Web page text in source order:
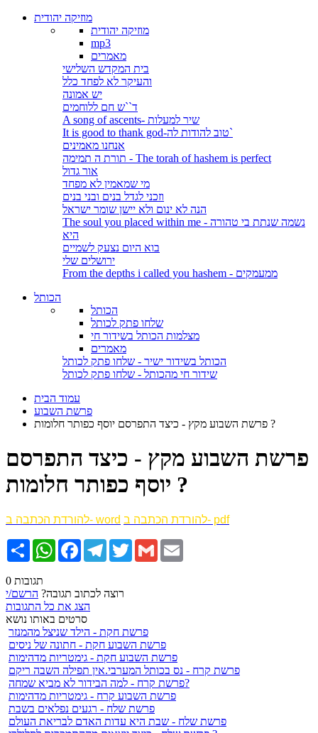
מוזיקה יהודית
מוזיקה יהודית
mp3
מאמרים
בית המקדש השלישי
והעיקר לא לפחד כלל
יש אמונה
ד``ש חם ללוחמים
A song of ascents- שיר למעלות
It is good to thank god-טוב להודות לה`
אנחנו מאמינים
תורת ה תמימה - The torah of hashem is perfect
אור גדול
מי שמאמין לא מפחד
וזכני לגדל בנים ובני בנים
הנה לא ינום ולא יישן שומר ישראל
The soul you placed within me - נשמה שנתת בי טהורה
היא
בוא היום נצעק לשמיים
ירושלים שלי
From the depths i called you hashem - ממעמקים
הכותל
הכותל
שלחו פתק לכותל
מצלמות הכותל בשידור חי
מאמרים
הכותל בשידור ישיר - שלחו פתק לכותל
שידור חי מהכותל - שלחו פתק לכותל
עמוד הבית
פרשת השבוע
פרשת השבוע מקץ - כיצד התפרסם יוסף כפותר חלומות ?
פרשת השבוע מקץ - כיצד התפרסם
יוסף כפותר חלומות ?
להורדת הכתבה ב- word להורדת הכתבה ב- pdf
שתף WhatsAppFacebookTelegramTwitterGmail
0 תגובות
רוצה לכתוב תגובה? הרשם/י
הצג את כל התגובות
סרטים באותו נושא
פרשת חקת - הילד שניצל מהמנזר
פרשת השבוע חקת - חתונה של ניסים
פרשת השבוע חקת - גימטריות מדהימות
פרשת קרח - נס בכותל המערבי.אין תפילה השבה ריקם
פרשת קרח - למה הבידור לא מביא שמחה?
פרשת השבוע קרח - גימטריות מדהימות
פרשת שלח - רגעים נפלאים בשבת
פרשת שלח - שבת היא עדות האדם לבריאת העולם